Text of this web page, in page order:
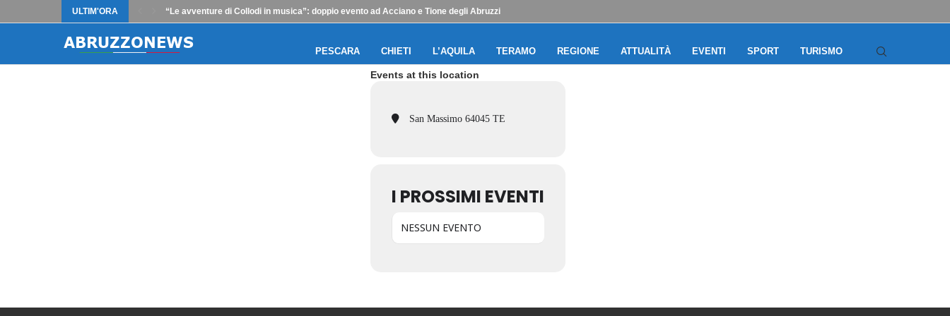
ULTIM'ORA “Le avventure di Collodi in musica”: doppio evento ad Acciano e Tione degli Abruzzi
PESCARA CHIETI L’AQUILA TERAMO REGIONE ATTUALITÀ EVENTI SPORT TURISMO
Events at this location
San Massimo 64045 TE
I PROSSIMI EVENTI
NESSUN EVENTO